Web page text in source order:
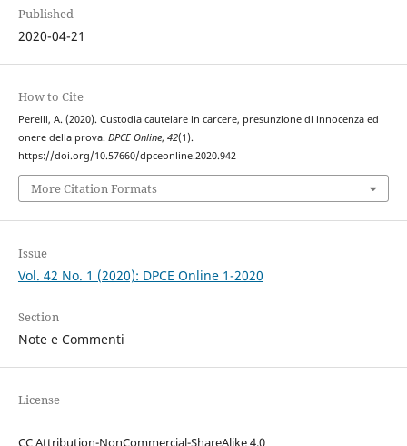
Published
2020-04-21
How to Cite
Perelli, A. (2020). Custodia cautelare in carcere, presunzione di innocenza ed
onere della prova. DPCE Online, 42(1).
https://doi.org/10.57660/dpceonline.2020.942
More Citation Formats
Issue
Vol. 42 No. 1 (2020): DPCE Online 1-2020
Section
Note e Commenti
License
CC Attribution-NonCommercial-ShareAlike 4.0